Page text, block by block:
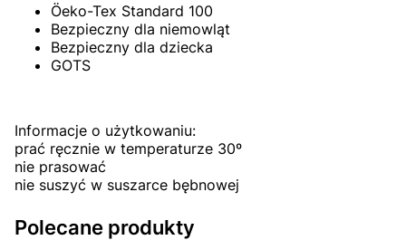
Öeko-Tex Standard 100
Bezpieczny dla niemowląt
Bezpieczny dla dziecka
GOTS
Informacje o użytkowaniu:
prać ręcznie w temperaturze 30º
nie prasować
nie suszyć w suszarce bębnowej
Polecane produkty